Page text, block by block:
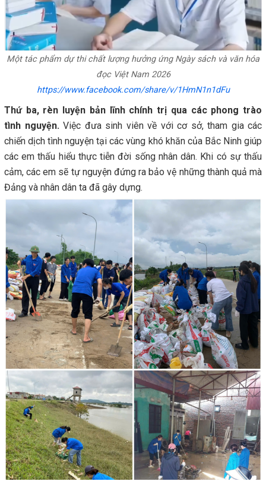
Một tác phẩm dự thi chất lượng hưởng ứng Ngày sách và văn hóa
đọc Việt Nam 2026
https://www.facebook.com/share/v/1HmN1n1dFu
Thứ ba, rèn luyện bản lĩnh chính trị qua các phong trào
tình nguyện. Việc đưa sinh viên về với cơ sở, tham gia các
chiến dịch tình nguyện tại các vùng khó khăn của Bắc Ninh giúp
các em thấu hiểu thực tiễn đời sống nhân dân. Khi có sự thấu
cảm, các em sẽ tự nguyện đứng ra bảo vệ những thành quả mà
Đảng và nhân dân ta đã gây dựng.